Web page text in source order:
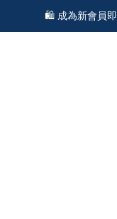
🎵 第一次接觸訂製
🎵 第一次接觸訂製耳